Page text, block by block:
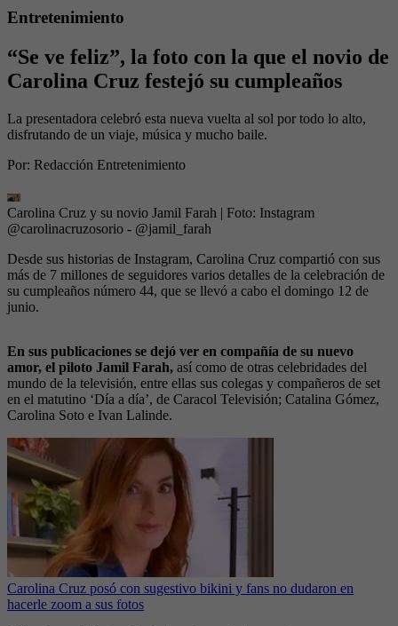
Entretenimiento
“Se ve feliz”, la foto con la que el novio de
Carolina Cruz festejó su cumpleaños
La presentadora celebró esta nueva vuelta al sol por todo lo alto,
disfrutando de un viaje, música y mucho baile.
Por: Redacción Entretenimiento
Carolina Cruz y su novio Jamil Farah | Foto: Instagram
@carolinacruzosorio - @jamil_farah
Desde sus historias de Instagram, Carolina Cruz compartió con sus
más de 7 millones de seguidores varios detalles de la celebración de
su cumpleaños número 44, que se llevó a cabo el domingo 12 de
junio.
En sus publicaciones se dejó ver en compañía de su nuevo
amor, el piloto Jamil Farah, así como de otras celebridades del
mundo de la televisión, entre ellas sus colegas y compañeros de set
en el matutino ‘Día a día’, de Caracol Televisión; Catalina Gómez,
Carolina Soto e Ivan Lalinde.
Carolina Cruz posó con sugestivo bikini y fans no dudaron en
hacerle zoom a sus fotos